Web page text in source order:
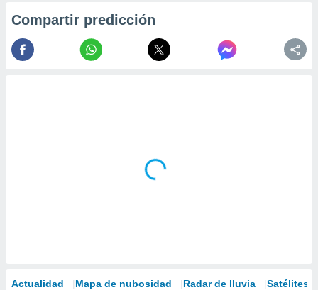
Compartir predicción
Actualidad Mapa de nubosidad Radar de lluvia Satélites